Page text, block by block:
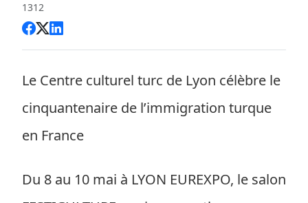
1312
Le Centre culturel turc de Lyon célèbre le
cinquantenaire de l’immigration turque
en France
Du 8 au 10 mai à LYON EUREXPO, le salon